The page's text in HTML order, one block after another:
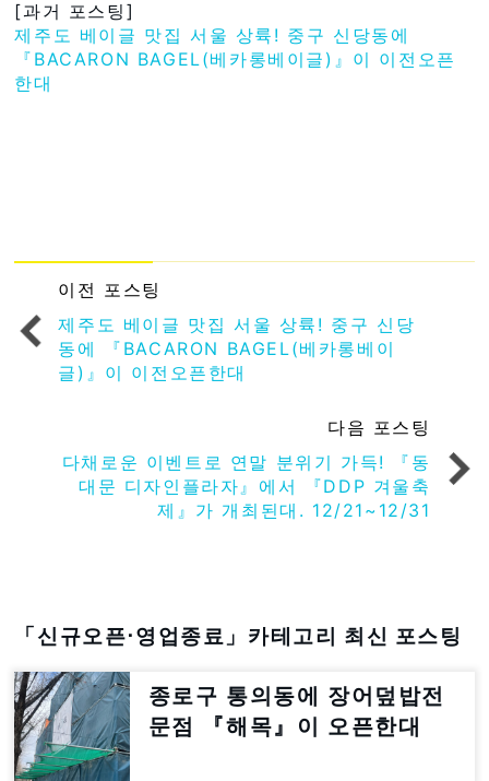
[과거 포스팅]
제주도 베이글 맛집 서울 상륙! 중구 신당동에
『BACARON BAGEL(베카롱베이글)』이 이전오픈
한대
이전 포스팅
제주도 베이글 맛집 서울 상륙! 중구 신당
동에 『BACARON BAGEL(베카롱베이
글)』이 이전오픈한대
다음 포스팅
다채로운 이벤트로 연말 분위기 가득! 『동
대문 디자인플라자』에서 『DDP 겨울축
제』가 개최된대. 12/21~12/31
「신규오픈⋅영업종료」카테고리 최신 포스팅
종로구 통의동에 장어덮밥전
문점 『해목』이 오픈한대